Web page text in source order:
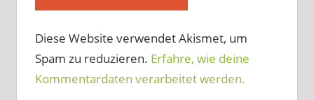
Diese Website verwendet Akismet, um
Spam zu reduzieren. Erfahre, wie deine
Kommentardaten verarbeitet werden.